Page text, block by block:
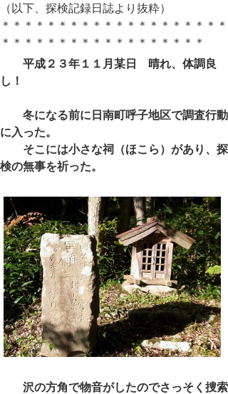
（以下、探検記録日誌より抜粋）
＊＊＊＊＊＊＊＊＊＊＊＊＊＊＊＊＊＊＊＊
＊＊＊＊＊＊＊＊＊＊＊＊＊＊＊＊＊＊
平成２３年１１月某日 晴れ、体調良
し！
冬になる前に日南町呼子地区で調査行動
に入った。
そこには小さな祠（ほこら）があり、探
検の無事を祈った。
沢の方角で物音がしたのでさっそく捜索